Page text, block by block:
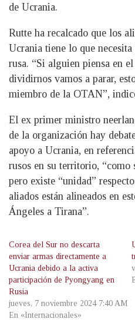
de Ucrania.
Rutte ha recalcado que los
Ucrania tiene lo que
rusa. “Si alguien piensa en
dividirnos vamos a parar,
miembro de la OTAN”,
El ex primer ministro
de la organización hay
apoyo a Ucrania, en
rusos en su territorio, “como
pero existe “unidad”
aliados están alineados en
Ángeles a Tirana”.
Corea del Sur no descarta
enviar armas directamente a
Ucrania debido a la activa
participación de Pyongyang en
Rusia
jueves, 7 noviembre 2024 7:40 AM
En «Internacionales»